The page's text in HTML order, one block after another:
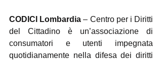
CODICI Lombardia – Centro per i Diritti
del Cittadino è un’associazione di
consumatori e utenti impegnata
quotidianamente nella difesa dei diritti